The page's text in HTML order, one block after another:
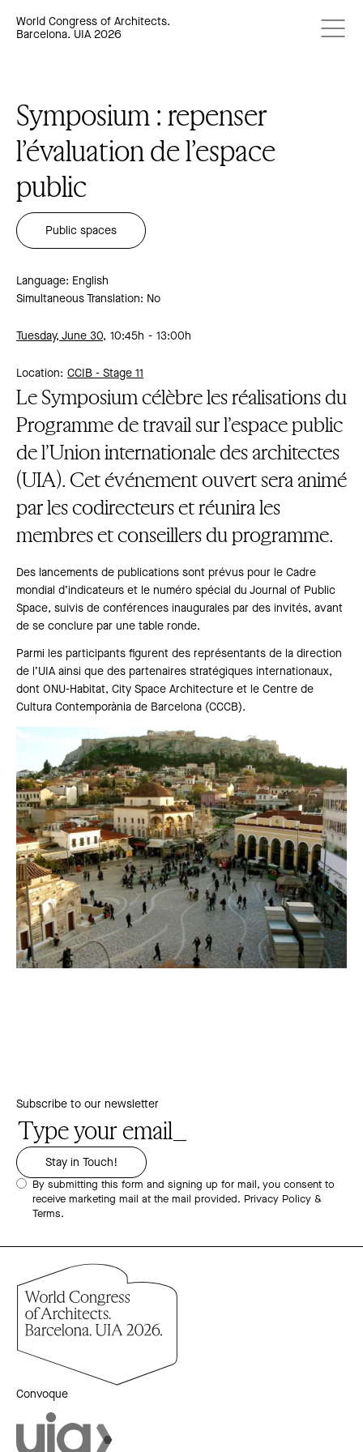
World Congress of Architects.
Barcelona. UIA 2026
Symposium : repenser
l’évaluation de l’espace
public
Public spaces
Language: English
Simultaneous Translation: No
Tuesday, June 30, 10:45h 13:00h
Location: CCIB - Stage 11
Le Symposium célèbre les réalisations du
Programme de travail sur l’espace public
de l’Union internationale des architectes
(UIA). Cet événement ouvert sera animé
par les codirecteurs et réunira les
membres et conseillers du programme.
Des lancements de publications sont prévus pour le Cadre
mondial d’indicateurs et le numéro spécial du Journal of Public
Space, suivis de conférences inaugurales par des invités, avant
de se conclure par une table ronde.
Parmi les participants figurent des représentants de la direction
de l’UIA ainsi que des partenaires stratégiques internationaux,
dont ONU-Habitat, City Space Architecture et le Centre de
Cultura Contemporània de Barcelona (CCCB).
Subscribe to our newsletter
By submitting this form and signing up for mail, you consent to
receive marketing mail at the mail provided. Privacy Policy &
Terms.
Convoque